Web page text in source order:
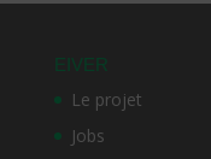
EIVER
Le projet
Jobs